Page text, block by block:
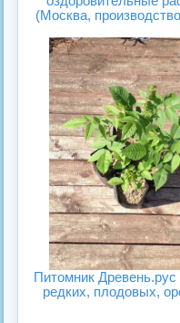
(Москва,
Питомник
редких, плодовых,